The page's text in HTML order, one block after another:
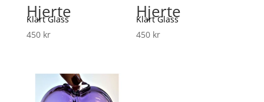
Hjerte
Klart Glass
450 kr
Hjerte
Klart Glass
450 kr